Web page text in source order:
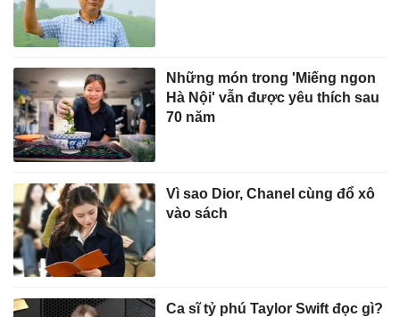
Những món trong 'Miếng ngon
Hà Nội' vẫn được yêu thích sau
70 năm
Vì sao Dior, Chanel cùng đổ xô
vào sách
Ca sĩ tỷ phú Taylor Swift đọc gì?